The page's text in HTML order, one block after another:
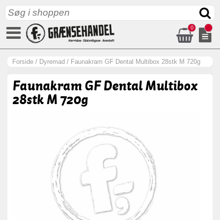
0
Forside / Dyremad / Faunakram GF Dental Multibox 28stk M 720g
Faunakram GF Dental Multibox
28stk M 720g